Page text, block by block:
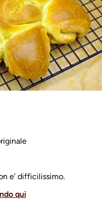
e’ difficilissimo.
qui